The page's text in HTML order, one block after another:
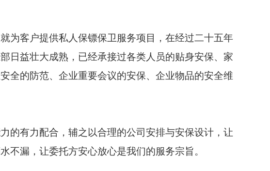
为客户提供私人保镖保卫服务项目，在经过二十五年
日益壮大成熟，已经承接过各类人员的贴身安保、家
全的防范、企业重要会议的安保、企业物品的安全维
的有力配合，辅之以合理的公司安排与安保设计，让
不漏，让委托方安心放心是我们的服务宗旨。